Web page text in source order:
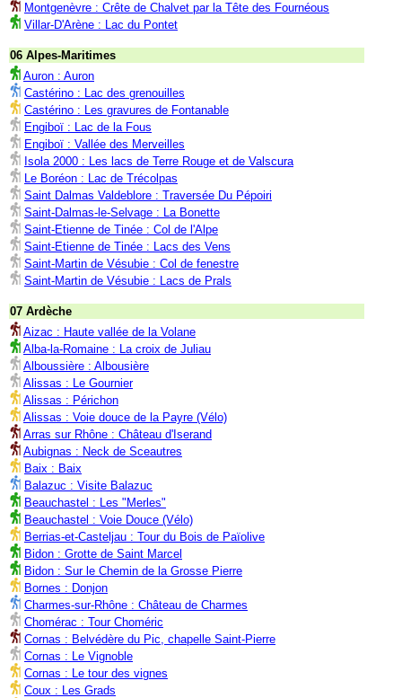
Montgenèvre : Crête de Chalvet par la Tête des Fournéous
Villar-D'Arène : Lac du Pontet
06 Alpes-Maritimes
Auron : Auron
Castérino : Lac des grenouilles
Castérino : Les gravures de Fontanable
Engiboï : Lac de la Fous
Engiboï : Vallée des Merveilles
Isola 2000 : Les lacs de Terre Rouge et de Valscura
Le Boréon : Lac de Trécolpas
Saint Dalmas Valdeblore : Traversée Du Pépoiri
Saint-Dalmas-le-Selvage : La Bonette
Saint-Etienne de Tinée : Col de l'Alpe
Saint-Etienne de Tinée : Lacs des Vens
Saint-Martin de Vésubie : Col de fenestre
Saint-Martin de Vésubie : Lacs de Prals
07 Ardèche
Aizac : Haute vallée de la Volane
Alba-la-Romaine : La croix de Juliau
Alboussière : Albousière
Alissas : Le Gournier
Alissas : Périchon
Alissas : Voie douce de la Payre (Vélo)
Arras sur Rhône : Château d'Iserand
Aubignas : Neck de Sceautres
Baix : Baix
Balazuc : Visite Balazuc
Beauchastel : Les "Merles"
Beauchastel : Voie Douce (Vélo)
Berrias-et-Casteljau : Tour du Bois de Païolive
Bidon : Grotte de Saint Marcel
Bidon : Sur le Chemin de la Grosse Pierre
Bornes : Donjon
Charmes-sur-Rhône : Château de Charmes
Chomérac : Tour Choméric
Cornas : Belvédère du Pic, chapelle Saint-Pierre
Cornas : Le Vignoble
Cornas : Le tour des vignes
Coux : Les Grads